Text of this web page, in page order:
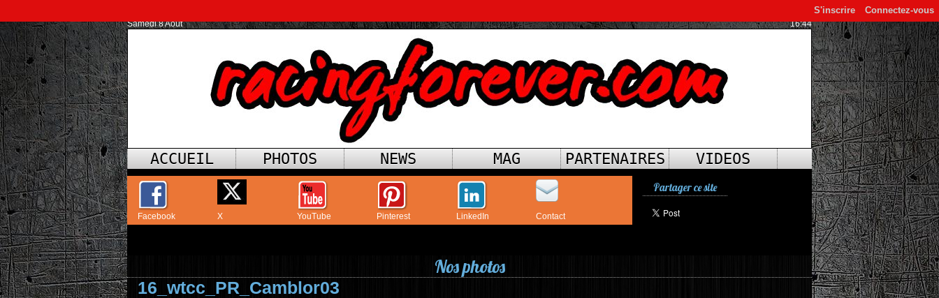
Connectez-vous
S'inscrire
Samedi 8 Août 16:44
ACCUEIL PHOTOS NEWS MAG PARTENAIRES VIDEOS
Facebook X YouTube Pinterest LinkedIn Contact
Partager ce site
Nos photos
16_wtcc_PR_Camblor03